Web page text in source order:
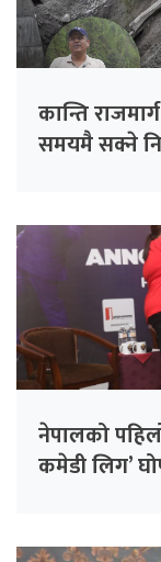
कान्ति
समयमै सक्ने
नेपालको
कमेडी लिग’